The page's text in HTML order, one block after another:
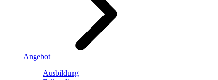
Angebot
Ausbildung